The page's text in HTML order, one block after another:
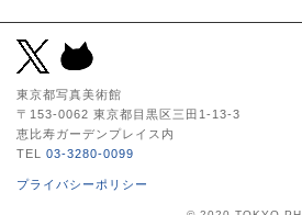
東京都写真美術館
〒153-0062 東京都目黒区三田1-13-3
恵比寿ガーデンプレイス内
TEL 03-3280-0099
プライバシーポリシー